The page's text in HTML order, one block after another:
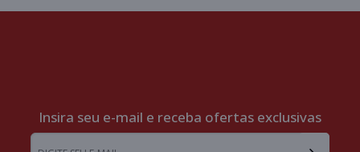
Insira seu e-mail e receba ofertas exclusivas